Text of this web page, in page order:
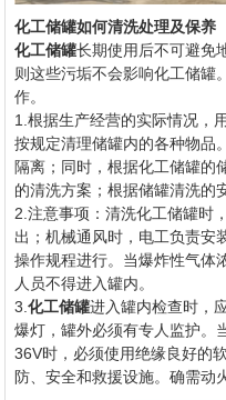
化工储罐如何清洗处理及保养
化工储罐长期使用后不可避免
则这些污垢不会影响化工储罐
作。
1.根据生产经营的实际情况，
按规定清理储罐内的各种物品
隔离；同时，根据化工储罐的
的清洗方案；根据储罐清洗的
2.注意事项：清洗化工储罐时
出；机械通风时，电工负责安
操作规程进行。当爆炸性气体
人员不得进入罐内。
3.化工储罐进入罐内检查时，
爆灯，罐外必须有专人监护。
36V时，必须使用绝缘良好的
防、安全和救援设施。确需动